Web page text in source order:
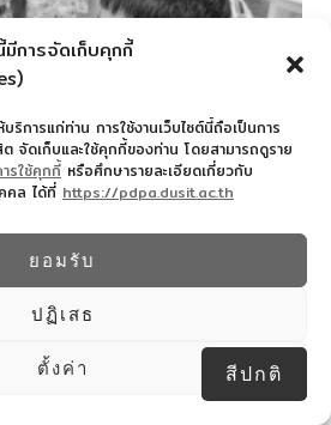
มีการจัดเก็บคุกกี้
ริการแก่ท่าน การใช้งานเว็บไซต์นี้ถือเป็นการ
จัดเก็บและใช้คุกกี้ของท่าน โดยสามารถดูราย
รใช้คุกกี้ หรือศึกษารายละเอียดเกี่ยวกับ
คล ได้ที่ https://pdpa.dusit.ac.th
ยอมรับ
ปฏิเสธ
ตั้งค่า สีปกติ